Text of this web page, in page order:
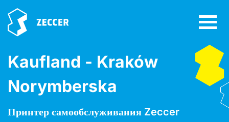
Kaufland - Kraków
Norymberska
Принтер самообслуживания Zeccer